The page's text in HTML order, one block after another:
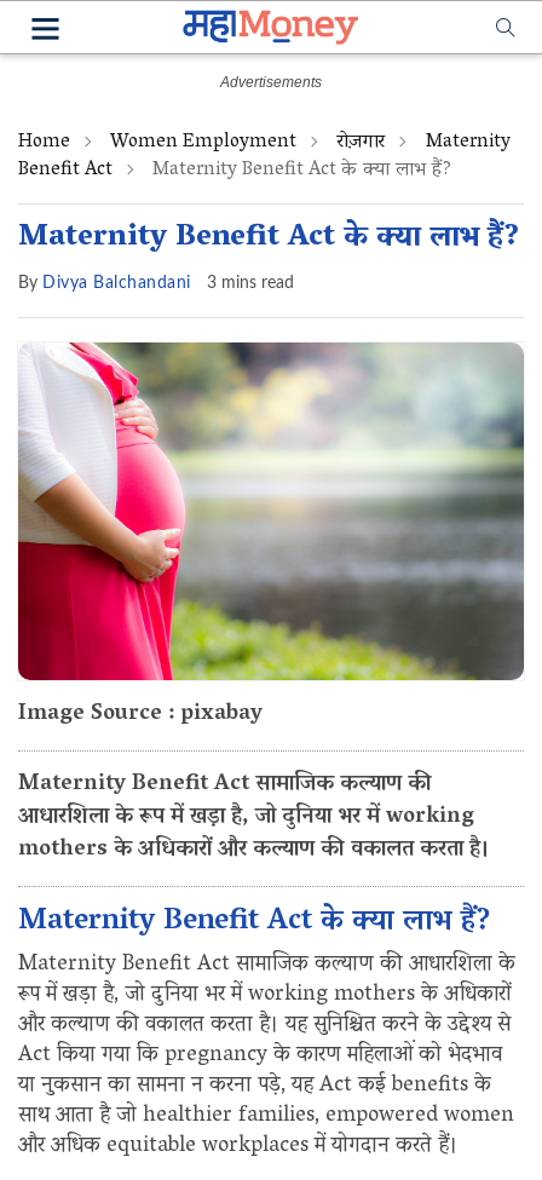
Home Women Employment रोज़गार Maternity
Benefit Act Maternity Benefit Act के क्या लाभ हैं?
Maternity Benefit Act के क्या लाभ हैं?
By Divya Balchandani 3 mins read
Image Source : pixabay
Maternity Benefit Act सामाजिक कल्याण की
आधारशिला के रूप में खड़ा है, जो दुनिया भर में working
mothers के अधिकारों और कल्याण की वकालत करता है।
Maternity Benefit Act के क्या लाभ हैं?
Maternity Benefit Act सामाजिक कल्याण की आधारशिला के
रूप में खड़ा है, जो दुनिया भर में working mothers के अधिकारों
और कल्याण की वकालत करता है। यह सुनिश्चित करने के उद्देश्य से
Act किया गया कि pregnancy के कारण महिलाओं को भेदभाव
या नुकसान का सामना न करना पड़े, यह Act कई benefits के
साथ आता है जो healthier families, empowered women
और अधिक equitable workplaces में योगदान करते हैं।